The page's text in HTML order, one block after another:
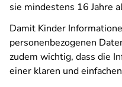
sie mindestens 16 Jahre
Damit Kinder
personenbezogenen
zudem wichtig, dass die
einer klaren und